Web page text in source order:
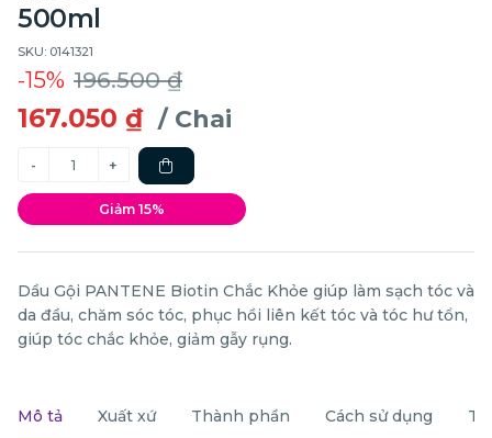
500ml
SKU: 0141321
-15% 196.500 ₫
167.050 ₫ / Chai
Giảm 15%
Dầu Gội PANTENE Biotin Chắc Khỏe giúp làm sạch tóc và
da đầu, chăm sóc tóc, phục hồi liên kết tóc và tóc hư tổn,
giúp tóc chắc khỏe, giảm gẫy rụng.
Mô tả Xuất xứ Thành phần Cách sử dụng